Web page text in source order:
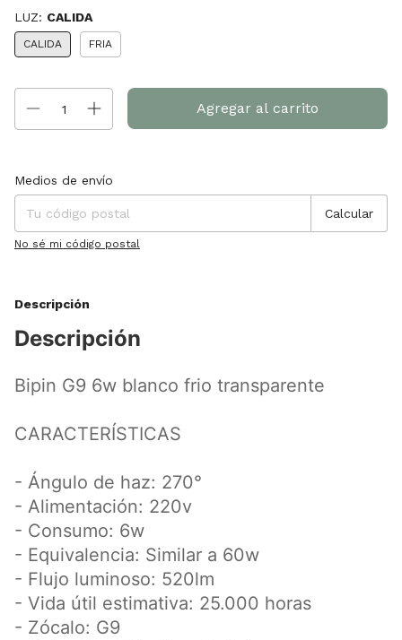
LUZ: CALIDA
CALIDA FRIA
Entregas para el CP:
Medios de envío
Calcular
No sé mi código postal
Descripción
Descripción
Bipin G9 6w blanco frio transparente
CARACTERÍSTICAS
- Ángulo de haz: 270°
- Alimentación: 220v
- Consumo: 6w
- Equivalencia: Similar a 60w
- Flujo luminoso: 520lm
- Vida útil estimativa: 25.000 horas
- Zócalo: G9